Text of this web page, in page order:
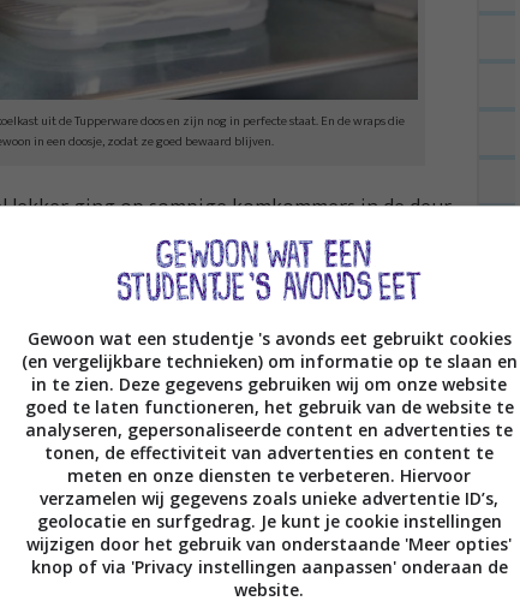
uit de Tupperware doos en zijn nog in perfecte staat. En de wraps die
in een doosje, zodat ze goed bewaard blijven.
ging op sompige komkommers in de deur
een opgeruimd huis. M’n moeder (of m’n ex-
echt; mijn koelkast is geen Grote Chaos met
een geordende toestand met de kaas
in een Tupperware doos, de groentes goed
ervan om met verse producten te koken, maar
Mega fijn dus dat je die gewoon goed kunt
voor deze vet heerlijke tortizza’s én ik vertel
Daar kun je namelijk vanaf 21 aprilsparen voor
wil je vers houden.
Gewoon wat een studentje 's avonds eet gebruikt cookies
(en vergelijkbare technieken) om informatie op te slaan en
in te zien. Deze gegevens gebruiken wij om onze website
goed te laten functioneren, het gebruik van de website te
analyseren, gepersonaliseerde content en advertenties te
tonen, de effectiviteit van advertenties en content te
meten en onze diensten te verbeteren. Hiervoor
verzamelen wij gegevens zoals unieke advertentie ID’s,
geolocatie en surfgedrag. Je kunt je cookie instellingen
wijzigen door het gebruik van onderstaande 'Meer opties'
knop of via 'Privacy instellingen aanpassen' onderaan de
website.